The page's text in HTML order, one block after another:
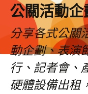
公關活動企
分享各式公關
動企劃、表演
行、記者會、
硬體設備出租